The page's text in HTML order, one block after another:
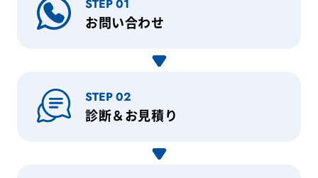
STEP 01
お問い合わせ
STEP 02
診断＆お見積り